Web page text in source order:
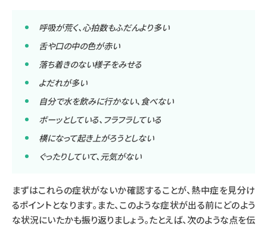
呼吸が荒く、心拍数もふだんより多い
舌や口の中の色が赤い
落ち着きのない様子をみせる
よだれが多い
自分で水を飲みに行かない、食べない
ボーッとしている、フラフラしている
横になって起き上がろうとしない
ぐったりしていて、元気がない
まずはこれらの症状がないか確認することが、熱中症を見分け
るポイントとなります。また、このような症状が出る前にどのよう
な状況にいたかも振り返りましょう。たとえば、次のような点を伝